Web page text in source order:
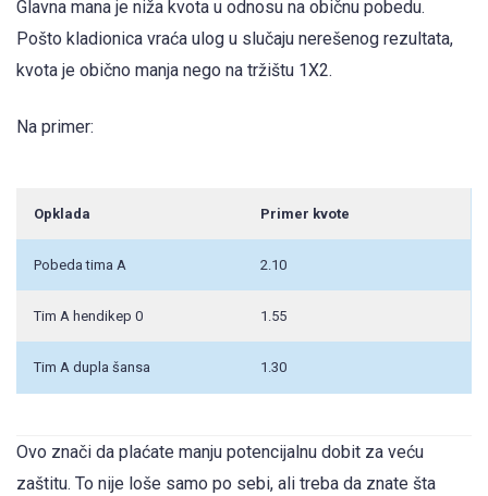
Glavna mana je niža kvota u odnosu na običnu pobedu.
Pošto kladionica vraća ulog u slučaju nerešenog rezultata,
kvota je obično manja nego na tržištu 1X2.
Na primer:
Opklada Primer kvote
Pobeda tima A 2.10
Tim A hendikep 0 1.55
Tim A dupla šansa 1.30
Ovo znači da plaćate manju potencijalnu dobit za veću
zaštitu. To nije loše samo po sebi, ali treba da znate šta